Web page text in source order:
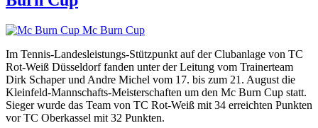
Mc Burn Cup
Im Tennis-Landesleistungs-Stützpunkt auf der Clubanlage von TC
Rot-Weiß Düsseldorf fanden unter der Leitung vom Trainerteam
Dirk Schaper und Andre Michel vom 17. bis zum 21. August die
Kleinfeld-Mannschafts-Meisterschaften um den Mc Burn Cup statt.
Sieger wurde das Team von TC Rot-Weiß mit 34 erreichten Punkten
vor TC Oberkassel mit 32 Punkten.